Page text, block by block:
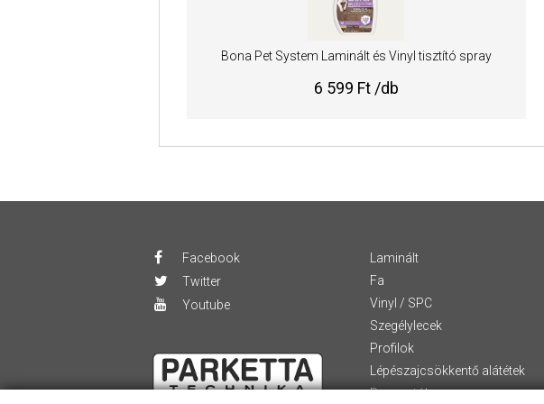
Bona Pet System Laminált és Vinyl tisztító spray
6 599 Ft /db
IMU 8259 Dűne Tölgy
Facebook
Twitter
Youtube
Laminált
Fa
Vinyl / SPC
Szegélylecek
Profilok
Lépészajcsökkentő alátétek
Ragasztók